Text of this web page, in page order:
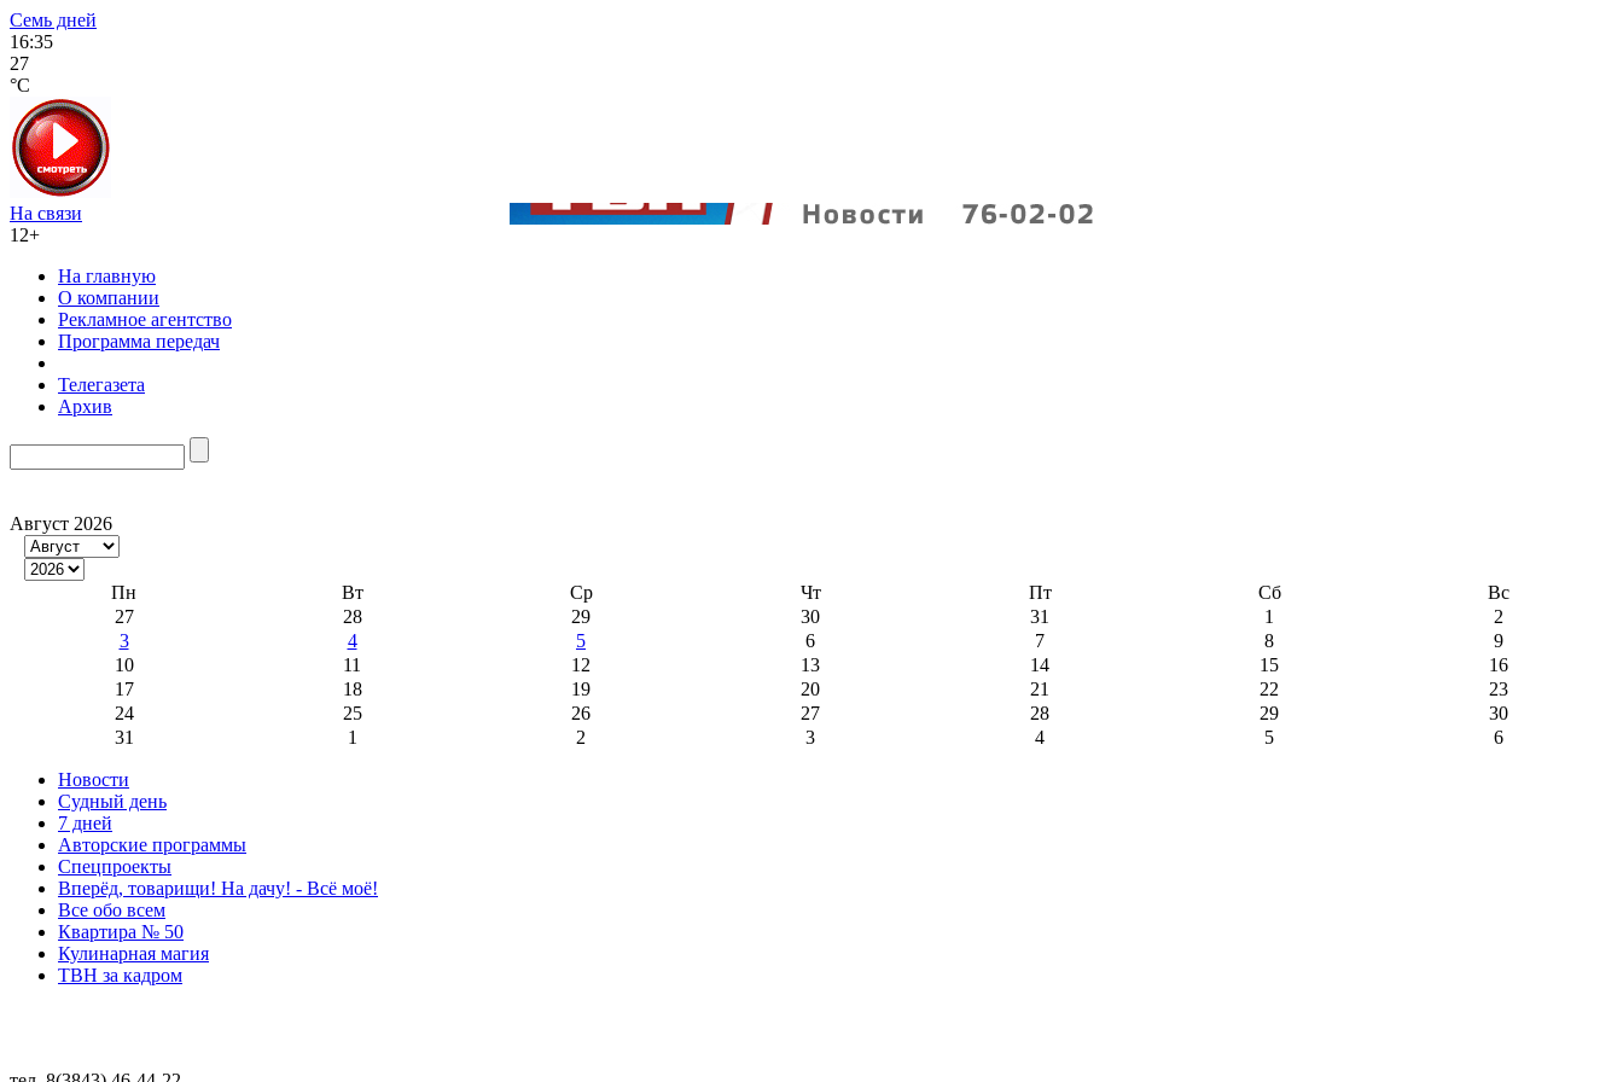
Семь дней
16:35
27
°C
На связи
12+
На главную
О компании
Рекламное агентство
Программа передач
Телегазета
Архив
Август 2026
Пн Вт Ср Чт Пт Сб
Вс
27
28 29 30 31 1
2
3
4 5 6 7 8
9
10
11 12 13 14 15
16
17
18 19 20 21 22
23
24
25 26 27 28 29
30
31
1 2 3 4 5 6
Новости
Судный день
7 дней
Авторские программы
Спецпроекты
Вперёд, товарищи! На дачу! - Всё моё!
Все обо всем
Квартира № 50
Кулинарная магия
ТВН за кадром